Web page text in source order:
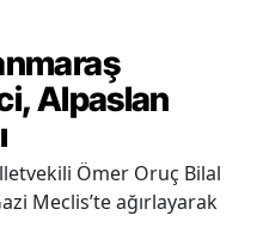
Alpaslan
Ömer Oruç Bilal
Meclis’te ağırlayarak